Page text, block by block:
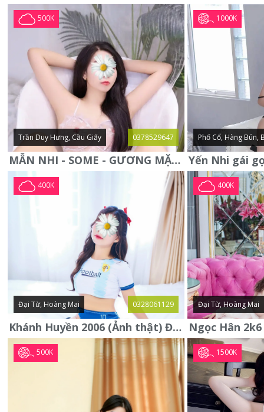
500K
Trần Duy Hưng, Cầu Giấy 0378529647
MẪN NHI - SOME - GƯƠNG MẶT XINH XẮN -CỰC CHIỀU KHÁCH
1000K
Phố Cổ, Hàng Bún,
400K
Đại Từ, Hoàng Mai 0328061129
Khánh Huyền 2006 (Ảnh thật) Đại từ - Hoàng Mai
400K
Đại Từ, Hoàng Mai
500K 1500K